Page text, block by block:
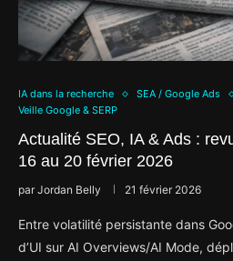
IA dans la recherche SEA / Google Ads
Veille Google & SERP
Actualité SEO, IA & Ads :
16 au 20 février 2026
parJordan Belly 21 février 2026
Entre volatilité persistante dans
d’UI sur AI Overviews/AI Mode,